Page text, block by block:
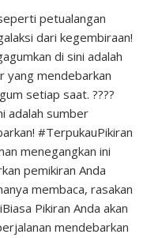
petualangan
dari kegembiraan!
di sini adalah
yang mendebarkan
setiap saat. ????
adalah sumber
#TerpukauPikiran
menegangkan ini
pemikiran Anda
membaca, rasakan
Pikiran Anda akan
mendebarkan